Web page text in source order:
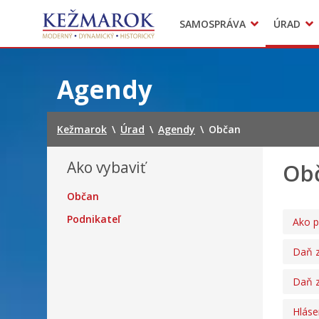
SAMOSPRÁVA
Mestská polícia
ÚRAD
Sekcie úradu
Agendy
Kežmarok \ Úrad \ Agendy \ Občan
Ako vybaviť
Občan
Podnikateľ
Ako
Daň
Daň